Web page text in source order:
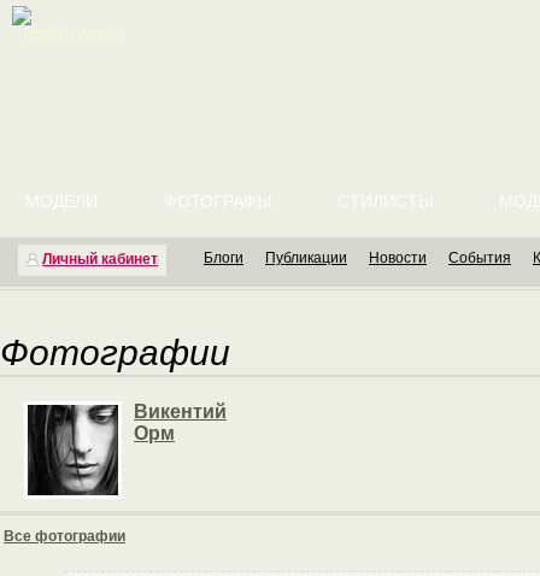
Личный кабинет
МОДЕЛИ ФОТОГРАФЫ СТИЛИСТЫ
Блоги Публикации Новости События
Фотографии
Викентий
Орм
Все фотографии